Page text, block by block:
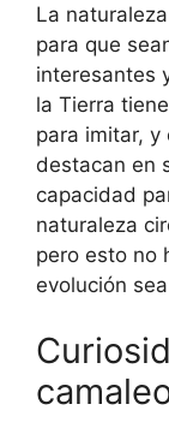
La
para que
interesantes
la Tierra
para imitar,
destacan en
capacidad
naturaleza
pero esto no
evolución